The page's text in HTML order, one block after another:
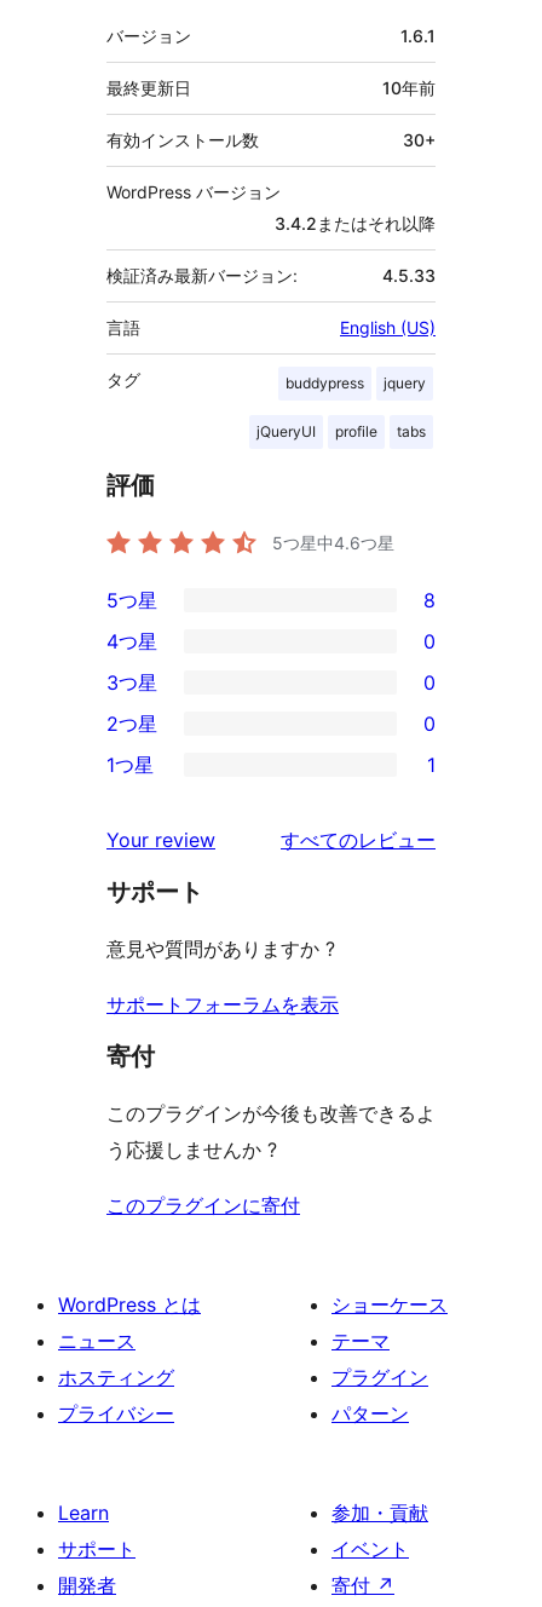
メ
タ
バージョン 1.6.1
最終更新日 10年前
有効インストール数 30+
WordPress バージョン
3.4.2またはそれ以降
検証済み最新バージョン: 4.5.33
言語 English (US)
タグ buddypress jquery
jQueryUI profile tabs
評価
5つ星中4.6つ星
8
5-
星
レ
ビ
ー
5つ星 8
4-
星
レ
ュ
ー
4つ星 0
0
3-
星
ビ
ュ
3つ星 0
2-
レ
ビ
ー
2つ星 0
星
レ
ュ
ー
1つ星 1
Your review すべてのレビュー
サポート
意見や質問がありますか ?
サポートフォーラムを表示
寄付
このプラグインが今後も改善できるよ
う応援しませんか ?
このプラグインに寄付
WordPress とは
ニュース
ホスティング
プライバシー
ショーケース
テーマ
プラグイン
パターン
Learn
サポート
開発者
参加・貢献
イベント
寄付 ↗